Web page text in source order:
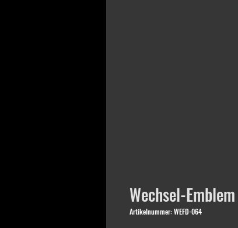
Wechsel-
Artikelnummer: WEFD-064